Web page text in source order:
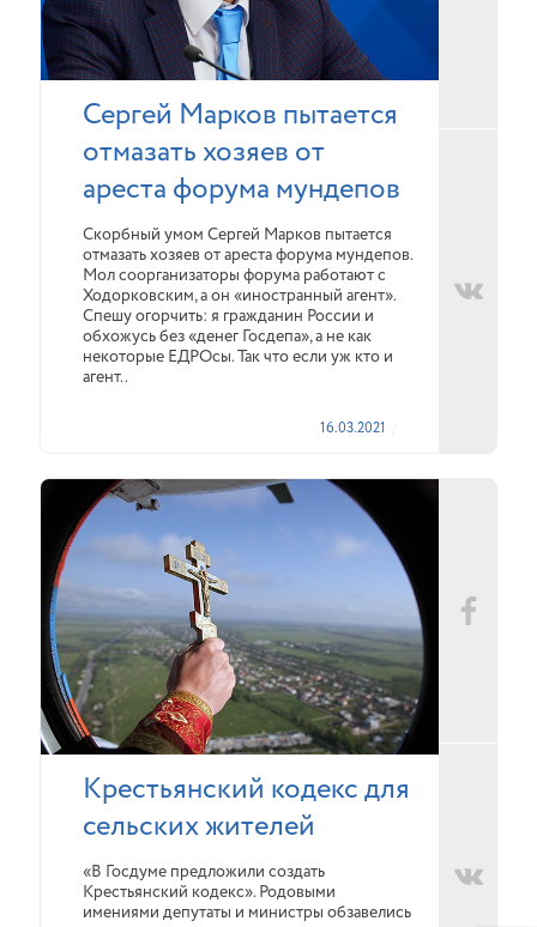
Сергей Марков пытается
отмазать хозяев от
ареста форума мундепов
Скорбный умом Сергей Марков пытается
отмазать хозяев от ареста форума мундепов.
Мол соорганизаторы форума работают с
Ходорковским, а он «иностранный агент».
Спешу огорчить: я гражданин России и
обхожусь без «денег Госдепа», а не как
некоторые ЕДРОсы. Так что если уж кто и
агент..
16.03.2021
Крестьянский кодекс для
сельских жителей
«В Госдуме предложили создать
Крестьянский кодекс». Родовыми
имениями депутаты и министры обзавелись